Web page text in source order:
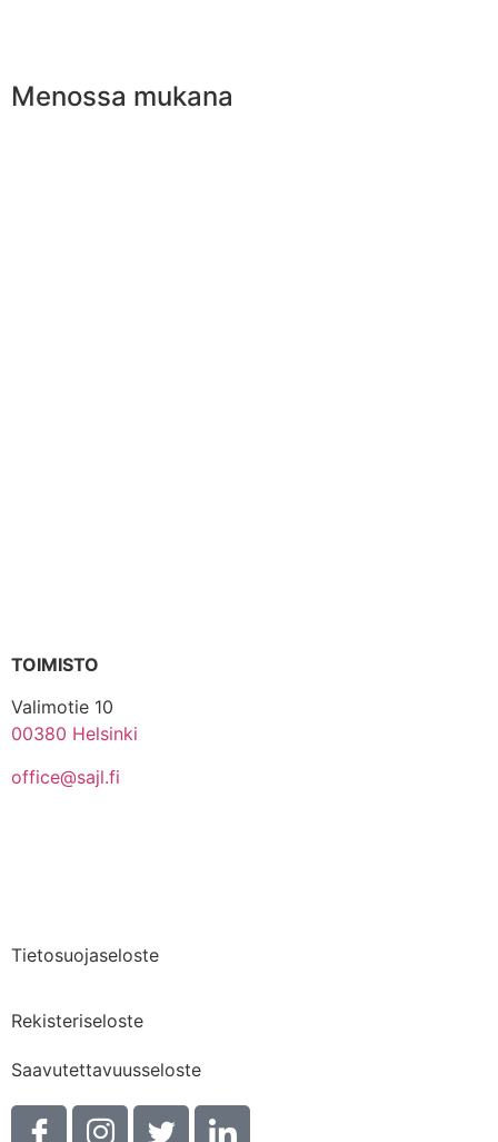
Menossa mukana
TOIMISTO
Valimotie 10
00380 Helsinki
office@sajl.fi
Tietosuojaseloste
Rekisteriseloste
Saavutettavuusseloste